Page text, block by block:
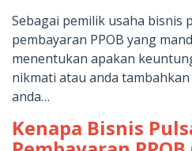
Sebagai pemilik usaha bisnis
pembayaran PPOB yang
menentukan apakan
nikmati atau anda
anda…
Kenapa Bisnis